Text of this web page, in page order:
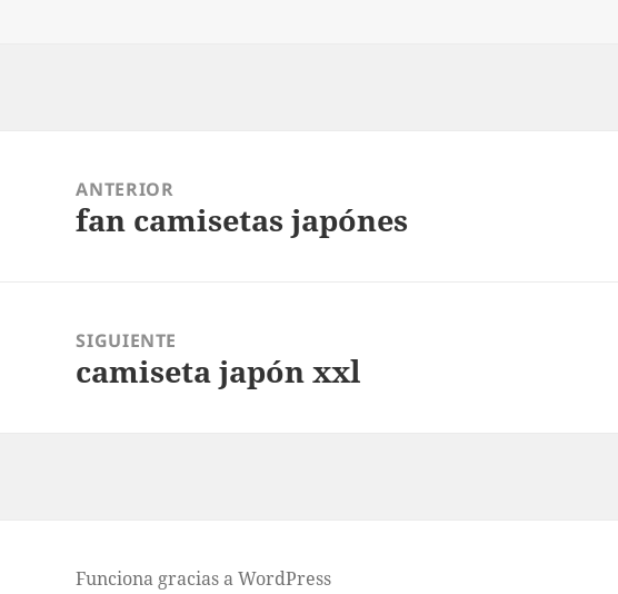
entradas
ANTERIOR
Entrada
fan camisetas japónes
SIGUIENTE
Entrada
camiseta japón xxl
Funciona gracias a WordPress